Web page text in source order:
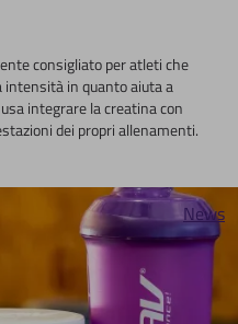
consigliato per atleti che
intensità in quanto aiuta a
integrare la creatina con
dei propri allenamenti.
News